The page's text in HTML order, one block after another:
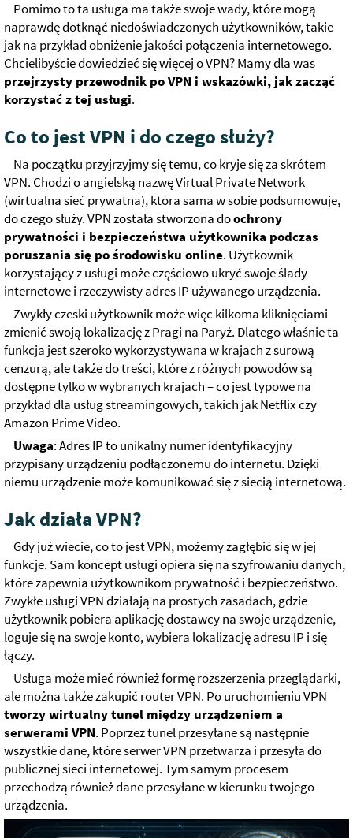
Pomimo to ta usługa ma także swoje wady, które mogą
naprawdę dotknąć niedoświadczonych użytkowników, takie
jak na przykład obniżenie jakości połączenia internetowego.
Chcielibyście dowiedzieć się więcej o VPN? Mamy dla was
przejrzysty przewodnik po VPN i wskazówki, jak zacząć
korzystać z tej usługi.
Co to jest VPN i do czego służy?
Na początku przyjrzyjmy się temu, co kryje się za skrótem
VPN. Chodzi o angielską nazwę Virtual Private Network
(wirtualna sieć prywatna), która sama w sobie podsumowuje,
do czego służy. VPN została stworzona doochrony
prywatności i bezpieczeństwa użytkownika podczas
poruszania się po środowisku online. Użytkownik
korzystający z usługi może częściowo ukryć swoje ślady
internetowe i rzeczywisty adres IP używanego urządzenia.
Zwykły czeski użytkownik może więc kilkoma kliknięciami
zmienić swoją lokalizację z Pragi na Paryż. Dlatego właśnie ta
funkcja jest szeroko wykorzystywana w krajach z surową
cenzurą, ale także do treści, które z różnych powodów są
dostępne tylko w wybranych krajach – co jest typowe na
przykład dla usług streamingowych, takich jak Netflix czy
Amazon Prime Video.
Uwaga: Adres IP to unikalny numer identyfikacyjny
przypisany urządzeniu podłączonemu do internetu. Dzięki
niemu urządzenie może komunikować się z siecią internetową.
Jak działa VPN?
Gdy już wiecie, co to jest VPN, możemy zagłębić się w jej
funkcje. Sam koncept usługi opiera się na szyfrowaniu danych,
które zapewnia użytkownikom prywatność i bezpieczeństwo.
Zwykłe usługi VPN działają na prostych zasadach, gdzie
użytkownik pobiera aplikację dostawcy na swoje urządzenie,
loguje się na swoje konto, wybiera lokalizację adresu IP i się
łączy.
Usługa może mieć również formę rozszerzenia przeglądarki,
ale można także zakupić router VPN. Po uruchomieniu VPN
tworzy wirtualny tunel między urządzeniem a
serwerami VPN. Poprzez tunel przesyłane są następnie
wszystkie dane, które serwer VPN przetwarza i przesyła do
publicznej sieci internetowej. Tym samym procesem
przechodzą również dane przesyłane w kierunku twojego
urządzenia.